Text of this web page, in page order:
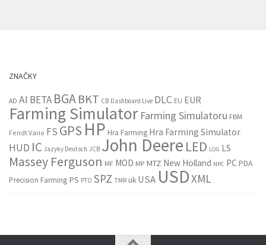
ZNAČKY
AD AI BETA BGABKT CB Dashboard Live DLC EU EUR
Farming Simulator Farming Simulatoru FBM
Fendt Vario FS GPS HP Hra Farming Hra Farming Simulator
HUD IC Jazyky Deutsch JCB John Deere LED LOG LS
Massey Ferguson MF MOD MP MTZ New Holland NPC PC PDA
Precision Farming PS PTO SPZ TMR uk USA USDXML